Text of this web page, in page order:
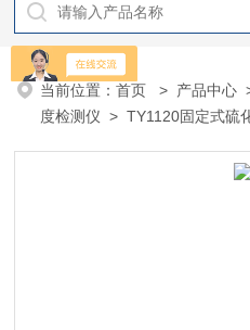
当前位置：首页 > 产品中心
度检测仪 > TY1120固定式硫